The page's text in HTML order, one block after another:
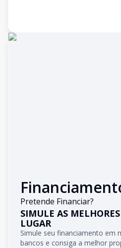
Pretende Financiar?
SIMULE AS
LUGAR
Simule seu financiamento em
bancos e consiga a melhor